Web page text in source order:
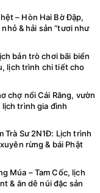
– Hòn Hai Bờ Đập,
& hải sản “tươi như
bản trò chơi bãi biển
lịch trình chi tiết cho
chợ nổi Cái Răng, vườn
lịch trình gia đình
Trà Sư 2N1Đ: Lịch trình
rừng & bái Phật
Múa – Tam Cốc, lịch
& ăn dê núi đặc sản